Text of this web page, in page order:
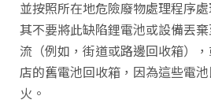
並按照所在地危險廢物處理程序
其不要將此缺陷鋰電池或設備丟
流（例如，街道或路邊回收箱）
店的舊電池回收箱，因為這些電
火。